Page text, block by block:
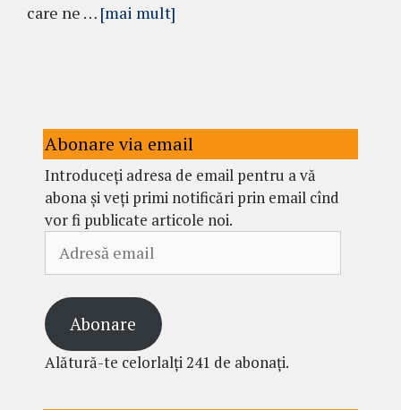
care ne … [mai mult]
Abonare via email
Introduceți adresa de email pentru a vă
abona și veți primi notificări prin email cînd
vor fi publicate articole noi.
email
Abonare
Alătură-te celorlalți 241 de abonați.